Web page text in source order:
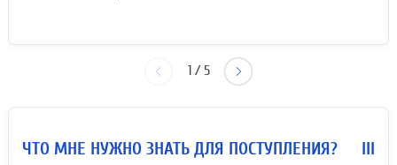
1/ 5
ЧТО МНЕ НУЖНО ЗНАТЬ ДЛЯ ПОСТУПЛЕНИЯ? III